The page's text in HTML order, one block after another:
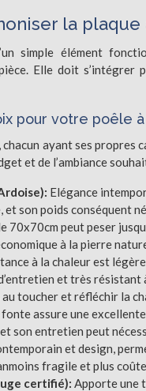
la
simple élément
Elle doit
pour votre poêle
ayant ses
et de l’ambiance
Elégance
et son poids conséquent
70x70cm peut peser
à la pierre
à la chaleur est
et très résistant
toucher et réfléchir la
assure une
son entretien peut
et design,
fragile et plus
certifié): Apporte une